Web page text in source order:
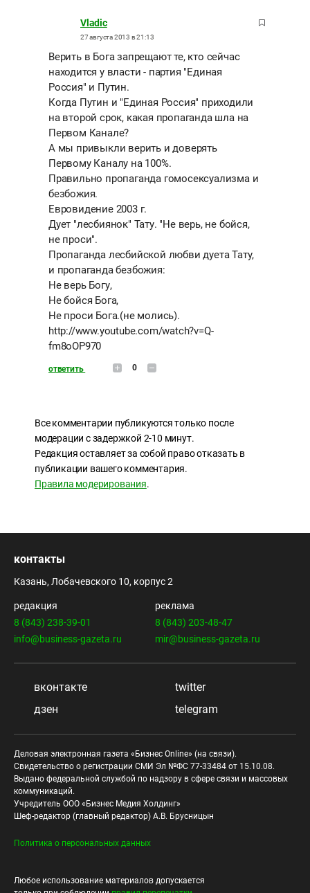
Vladic
27 августа 2013 в 21:13
Верить в Бога запрещают те, кто сейчас
находится у власти - партия "Единая
Россия" и Путин.
Когда Путин и "Единая Россия" приходили
на второй срок, какая пропаганда шла на
Первом Канале?
А мы привыкли верить и доверять
Первому Каналу на 100%.
Правильно пропаганда гомосексуализма и
безбожия.
Евровидение 2003 г.
Дует "лесбиянок" Тату. "Не верь, не бойся,
не проси".
Пропаганда лесбийской любви дуета Тату,
и пропаганда безбожия:
Не верь Богу,
Не бойся Бога,
Не проси Бога.(не молись).
http://www.youtube.com/watch?v=Q-
fm8oOP970
ответить 0
Все комментарии публикуются только после
модерации с задержкой 2-10 минут.
Редакция оставляет за собой право отказать в
публикации вашего комментария.
Правила модерирования.
контакты
Казань, Лобачевского 10, корпус 2
редакция
8 (843) 238-39-01
info@business-gazeta.ru
реклама
8 (843) 203-48-47
mir@business-gazeta.ru
вконтакте
twitter
дзен
telegram
Деловая электронная газета «Бизнес Online» (на связи).
Свидетельство о регистрации СМИ Эл №ФС 77-33484 от 15.10.08.
Выдано федеральной службой по надзору в сфере связи и массовых
коммуникаций.
Учредитель ООО «Бизнес Медия Холдинг»
Шеф-редактор (главный редактор) А.В. Брусницын
Политика о персональных данных
Любое использование материалов допускается